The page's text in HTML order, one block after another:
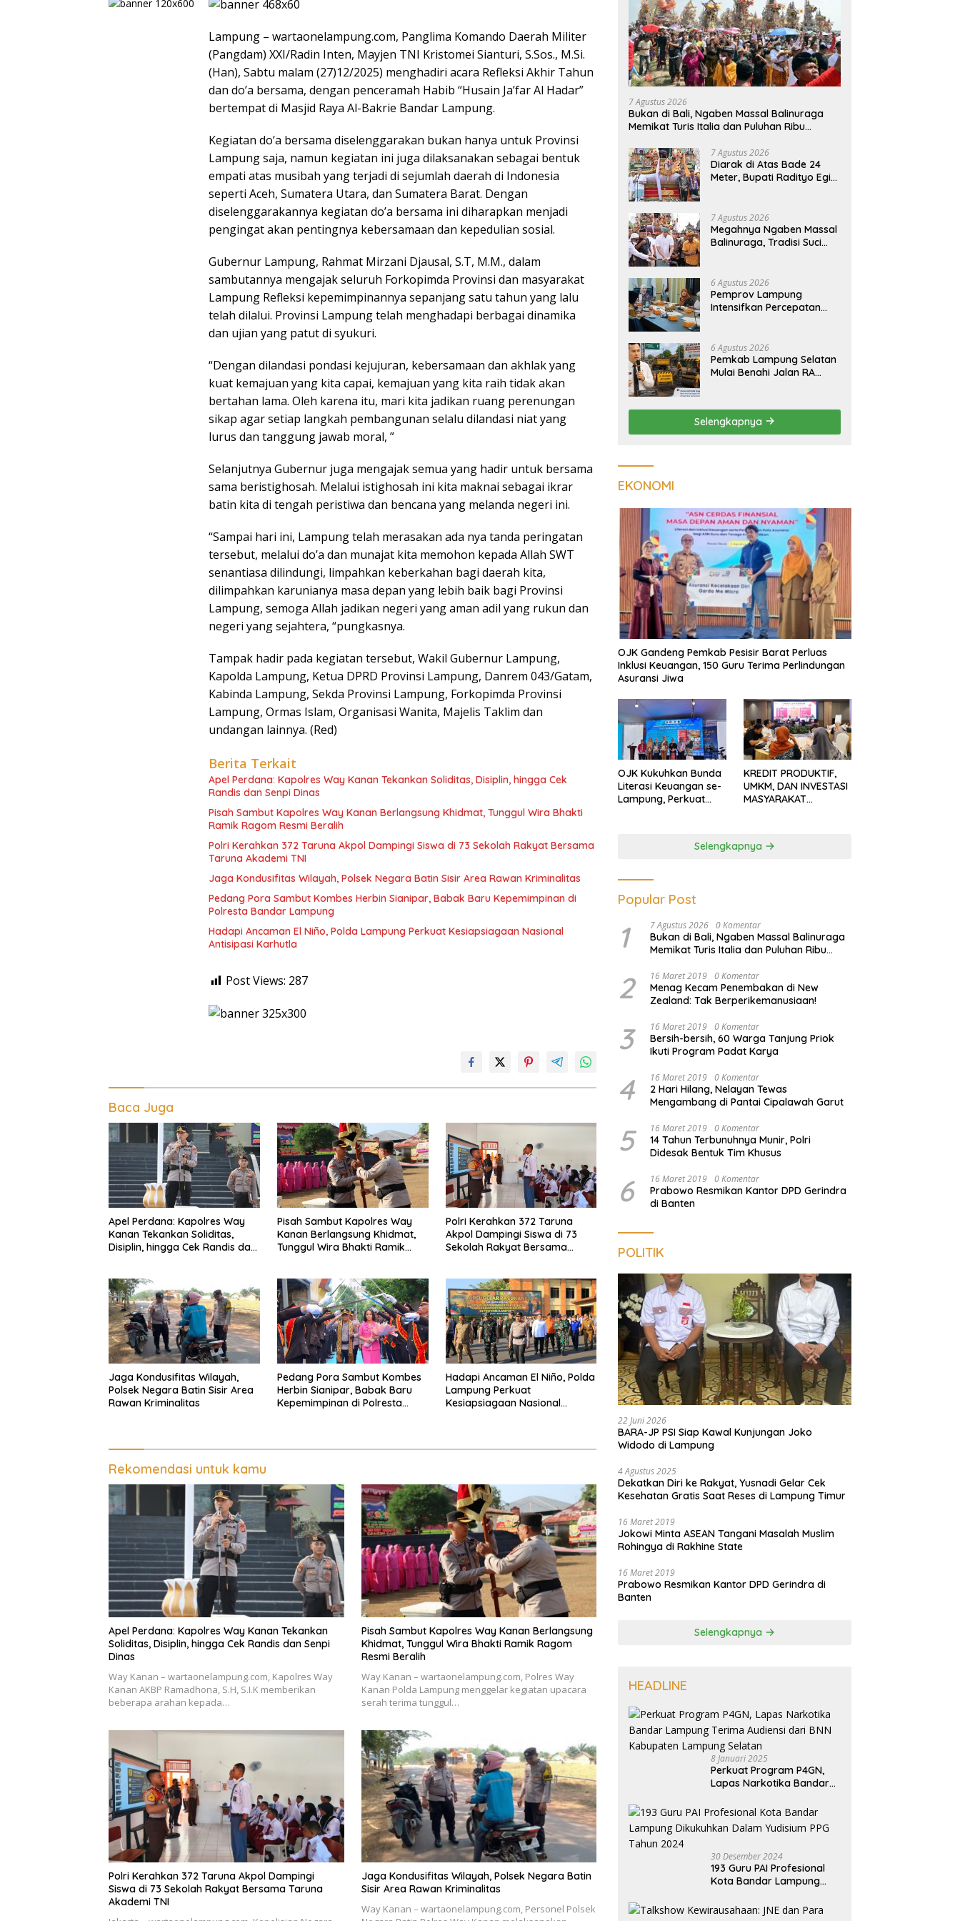
Lampung – wartaonelampung.com, Panglima Komando Daerah Militer
(Pangdam) XXI/Radin Inten, Mayjen TNI Kristomei Sianturi, S.Sos., M.Si.
(Han), Sabtu malam (27)12/2025) menghadiri acara Refleksi Akhir Tahun
dan do’a bersama, dengan penceramah Habib “Husain Ja’far Al Hadar”
bertempat di Masjid Raya Al-Bakrie Bandar Lampung.
Kegiatan do’a bersama diselenggarakan bukan hanya untuk Provinsi
Lampung saja, namun kegiatan ini juga dilaksanakan sebagai bentuk
empati atas musibah yang terjadi di sejumlah daerah di Indonesia
seperti Aceh, Sumatera Utara, dan Sumatera Barat. Dengan
diselenggarakannya kegiatan do’a bersama ini diharapkan menjadi
pengingat akan pentingnya kebersamaan dan kepedulian sosial.
Gubernur Lampung, Rahmat Mirzani Djausal, S.T, M.M., dalam
sambutannya mengajak seluruh Forkopimda Provinsi dan masyarakat
Lampung Refleksi kepemimpinannya sepanjang satu tahun yang lalu
telah dilalui. Provinsi Lampung telah menghadapi berbagai dinamika
dan ujian yang patut di syukuri.
“Dengan dilandasi pondasi kejujuran, kebersamaan dan akhlak yang
kuat kemajuan yang kita capai, kemajuan yang kita raih tidak akan
bertahan lama. Oleh karena itu, mari kita jadikan ruang perenungan
sikap agar setiap langkah pembangunan selalu dilandasi niat yang
lurus dan tanggung jawab moral, ”
Selanjutnya Gubernur juga mengajak semua yang hadir untuk bersama
sama beristighosah. Melalui istighosah ini kita maknai sebagai ikrar
batin kita di tengah peristiwa dan bencana yang melanda negeri ini.
“Sampai hari ini, Lampung telah merasakan ada nya tanda peringatan
tersebut, melalui do’a dan munajat kita memohon kepada Allah SWT
senantiasa dilindungi, limpahkan keberkahan bagi daerah kita,
dilimpahkan karunianya masa depan yang lebih baik bagi Provinsi
Lampung, semoga Allah jadikan negeri yang aman adil yang rukun dan
negeri yang sejahtera, “pungkasnya.
Tampak hadir pada kegiatan tersebut, Wakil Gubernur Lampung,
Kapolda Lampung, Ketua DPRD Provinsi Lampung, Danrem 043/Gatam,
Kabinda Lampung, Sekda Provinsi Lampung, Forkopimda Provinsi
Lampung, Ormas Islam, Organisasi Wanita, Majelis Taklim dan
undangan lainnya. (Red)
Berita Terkait
Apel Perdana: Kapolres Way Kanan Tekankan Soliditas, Disiplin, hingga Cek
Randis dan Senpi Dinas
Pisah Sambut Kapolres Way Kanan Berlangsung Khidmat, Tunggul Wira Bhakti
Ramik Ragom Resmi Beralih
Polri Kerahkan 372 Taruna Akpol Dampingi Siswa di 73 Sekolah Rakyat Bersama
Taruna Akademi TNI
Jaga Kondusifitas Wilayah, Polsek Negara Batin Sisir Area Rawan Kriminalitas
Pedang Pora Sambut Kombes Herbin Sianipar, Babak Baru Kepemimpinan di
Polresta Bandar Lampung
Hadapi Ancaman El Niño, Polda Lampung Perkuat Kesiapsiagaan Nasional
Antisipasi Karhutla
Post Views: 287
Baca Juga
Apel Perdana: Kapolres Way
Kanan Tekankan Soliditas,
Disiplin, hingga Cek Randis dan
Pisah Sambut Kapolres Way
Kanan Berlangsung Khidmat,
Tunggul Wira Bhakti Ramik
Polri Kerahkan 372 Taruna
Akpol Dampingi Siswa di 73
Sekolah Rakyat Bersama
Jaga Kondusifitas Wilayah,
Polsek Negara Batin Sisir Area
Rawan Kriminalitas
Pedang Pora Sambut Kombes
Herbin Sianipar, Babak Baru
Kepemimpinan di Polresta
Hadapi Ancaman El Niño, Polda
Lampung Perkuat
Kesiapsiagaan Nasional
Rekomendasi untuk kamu
Apel Perdana: Kapolres Way Kanan Tekankan
Soliditas, Disiplin, hingga Cek Randis dan Senpi
Dinas
Way Kanan – wartaonelampung.com, Kapolres Way
Kanan AKBP Ramadhona, S.H, S.I.K memberikan
beberapa arahan kepada…
Pisah Sambut Kapolres Way Kanan Berlangsung
Khidmat, Tunggul Wira Bhakti Ramik Ragom
Resmi Beralih
Way Kanan – wartaonelampung.com, Polres Way
Kanan Polda Lampung menggelar kegiatan upacara
serah terima tunggul…
Polri Kerahkan 372 Taruna Akpol Dampingi
Siswa di 73 Sekolah Rakyat Bersama Taruna
Akademi TNI
Jaga Kondusifitas Wilayah, Polsek Negara Batin
Sisir Area Rawan Kriminalitas
Way Kanan – wartaonelampung.com, Personel Polsek
7 Agustus 2026
Bukan di Bali, Ngaben Massal Balinuraga
Memikat Turis Italia dan Puluhan Ribu
7 Agustus 2026
Diarak di Atas Bade 24
Meter, Bupati Radityo Egi
‘Penglipuran’ Kedua pada
2027
7 Agustus 2026
Megahnya Ngaben Massal
Balinuraga, Tradisi Suci
dan Merekatkan Ikatan
Keluarga
6 Agustus 2026
Pemprov Lampung
Intensifkan Percepatan
Tanggamus
6 Agustus 2026
Pemkab Lampung Selatan
Mulai Benahi Jalan RA
Demi Keselamatan
Pengguna Jalan
Selengkapnya
EKONOMI
OJK Gandeng Pemkab Pesisir Barat Perluas
Inklusi Keuangan, 150 Guru Terima Perlindungan
Asuransi Jiwa
OJK Kukuhkan Bunda
Literasi Keuangan se-
Lampung, Perkuat
KREDIT PRODUKTIF,
UMKM, DAN INVESTASI
MASYARAKAT
Selengkapnya
Popular Post
1 7 Agustus 2026 0 Komentar
Bukan di Bali, Ngaben Massal Balinuraga
Memikat Turis Italia dan Puluhan Ribu
2 16 Maret 2019 0 Komentar
Menag Kecam Penembakan di New
Zealand: Tak Berperikemanusiaan!
3 16 Maret 2019 0 Komentar
Bersih-bersih, 60 Warga Tanjung Priok
Ikuti Program Padat Karya
4 16 Maret 2019 0 Komentar
2 Hari Hilang, Nelayan Tewas
Mengambang di Pantai Cipalawah Garut
5 16 Maret 2019 0 Komentar
14 Tahun Terbunuhnya Munir, Polri
Didesak Bentuk Tim Khusus
6 16 Maret 2019 0 Komentar
Prabowo Resmikan Kantor DPD Gerindra
di Banten
POLITIK
22 Juni 2026
BARA-JP PSI Siap Kawal Kunjungan Joko
Widodo di Lampung
4 Agustus 2025
Dekatkan Diri ke Rakyat, Yusnadi Gelar Cek
Kesehatan Gratis Saat Reses di Lampung Timur
16 Maret 2019
Jokowi Minta ASEAN Tangani Masalah Muslim
Rohingya di Rakhine State
16 Maret 2019
Prabowo Resmikan Kantor DPD Gerindra di
Banten
Selengkapnya
HEADLINE
8 Januari 2025
Perkuat Program P4GN,
Lapas Narkotika Bandar
dari BNN Kabupaten
Lampung Selatan
30 Desember 2024
193 Guru PAI Profesional
Kota Bandar Lampung
Yudisium PPG Tahun 2024